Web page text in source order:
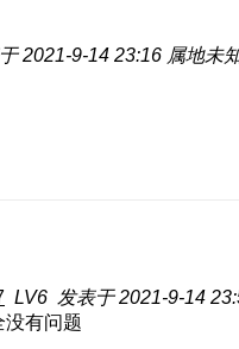
2021-9-14 23:16 属地未
LV6 发表于 2021-9-14
没有问题